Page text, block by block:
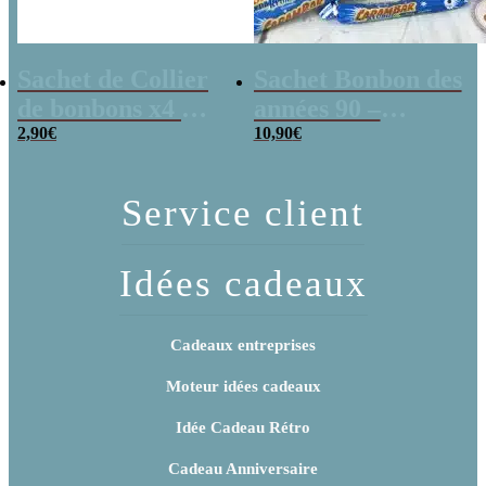
de Lollies x10 –
Anniversaire
2,90€
Joyeux
10,90€
Service client
Idées cadeaux
Cadeaux entreprises
Moteur idées cadeaux
Idée Cadeau Rétro
Cadeau Anniversaire